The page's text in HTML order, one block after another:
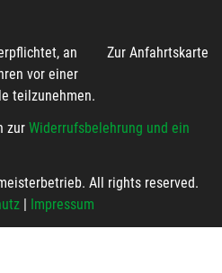
Zur Anfahrtskarte
an
vor einer
teilzunehmen.
zur Widerrufsbelehrung und ein
All rights reserved.
| Impressum